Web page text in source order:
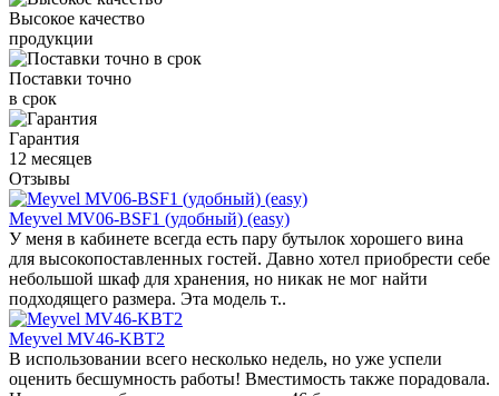
Высокое качество
продукции
Поставки точно
в срок
Гарантия
12 месяцев
Отзывы
Meyvel MV06-BSF1 (удобный) (easy)
У меня в кабинете всегда есть пару бутылок хорошего вина
для высокопоставленных гостей. Давно хотел приобрести себе
небольшой шкаф для хранения, но никак не мог найти
подходящего размера. Эта модель т..
Meyvel MV46-KBT2
В использовании всего несколько недель, но уже успели
оценить бесшумность работы! Вместимость также порадовала.